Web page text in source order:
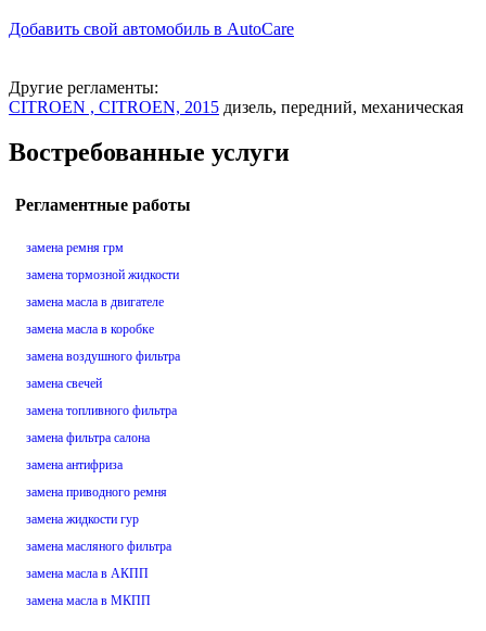
Добавить свой автомобиль в AutoCare
Другие регламенты:
CITROEN , CITROEN, 2015 дизель, передний, механическая
Востребованные услуги
Регламентные работы
замена ремня грм
замена тормозной жидкости
замена масла в двигателе
замена масла в коробке
замена воздушного фильтра
замена свечей
замена топливного фильтра
замена фильтра салона
замена антифриза
замена приводного ремня
замена жидкости гур
замена масляного фильтра
замена масла в АКПП
замена масла в МКПП